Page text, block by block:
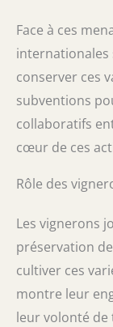
Face à ces
conserver ces
subventions
collaboratifs
cœur de ces
Rôle des
Les vignerons
préservation
cultiver ces
montre leur
leur volonté